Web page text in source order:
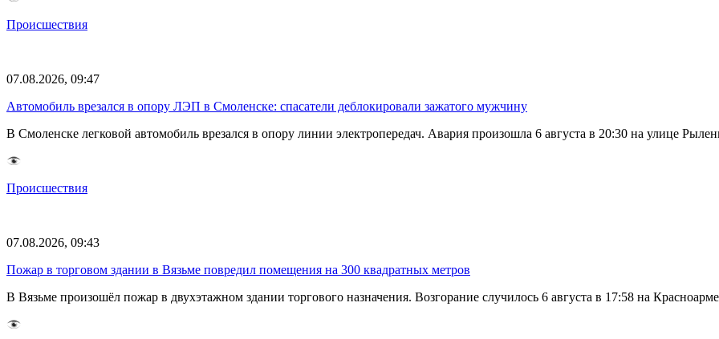
Происшествия
07.08.2026, 09:47
Автомобиль врезался в опору ЛЭП в Смоленске: спасатели деблокировали зажатого мужчину
В Смоленске легковой автомобиль врезался в опору линии электропередач. Авария произошла 6 августа в 20:30 на улице
Происшествия
07.08.2026, 09:43
Пожар в торговом здании в Вязьме повредил помещения на 300 квадратных метров
В Вязьме произошёл пожар в двухэтажном здании торгового назначения. Возгорание случилось 6 августа в 17:58 на